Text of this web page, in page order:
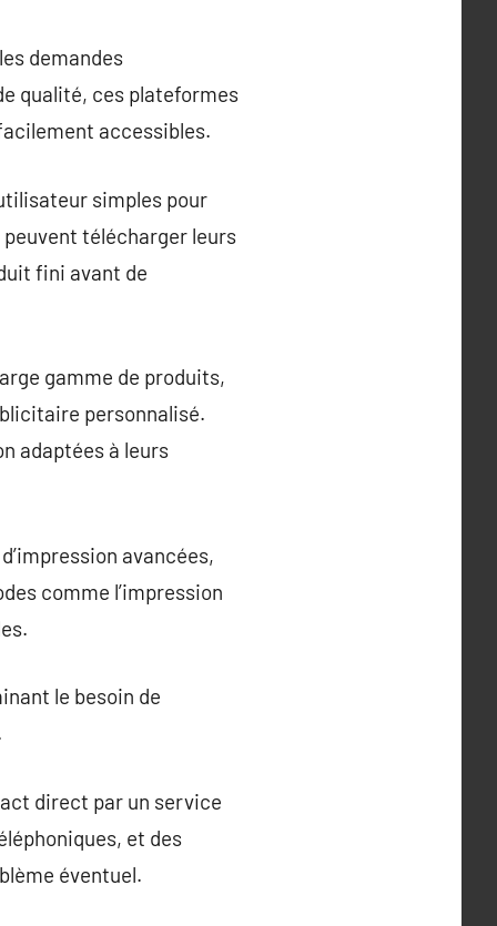
demandes
qualité, ces plateformes
accessibles.
simples pour
télécharger leurs
fini avant de
gamme de produits,
personnalisé.
adaptées à leurs
avancées,
comme l’impression
le besoin de
direct par un service
et des
éventuel.